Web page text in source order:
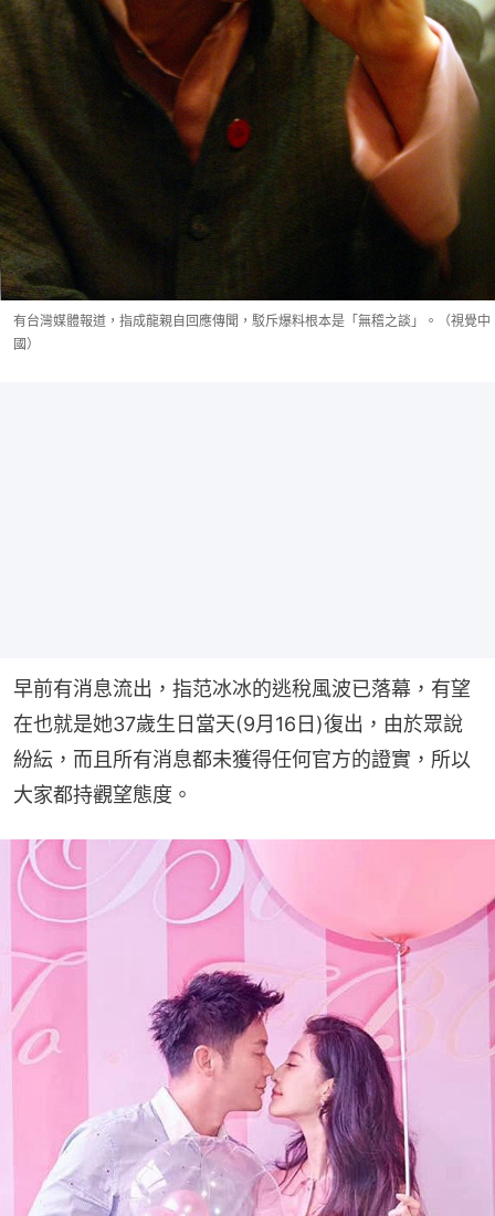
有台灣媒體報道，指成龍親自回應傳聞，駁斥爆料根本是「無稽之談」。（視覺中
國）
早前有消息流出，指范冰冰的逃稅風波已落幕，有望
在也就是她37歲生日當天(9月16日)復出，由於眾說
紛紜，而且所有消息都未獲得任何官方的證實，所以
大家都持觀望態度。